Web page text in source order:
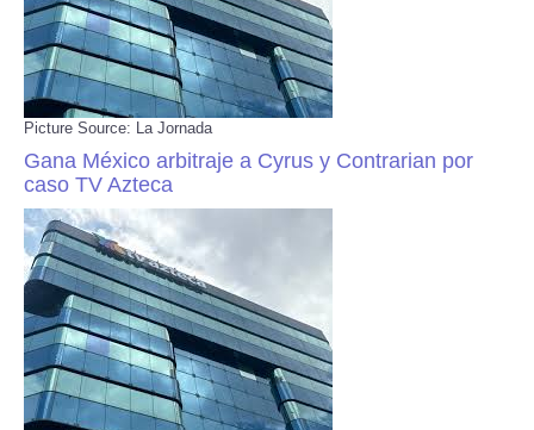
Picture Source: La Jornada
Gana México arbitraje a Cyrus y Contrarian por
caso TV Azteca